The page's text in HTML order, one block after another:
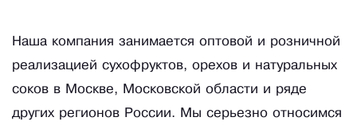
Наша компания занимается оптовой и розничной
реализацией сухофруктов, орехов и натуральных
соков в Москве, Московской области и ряде
других регионов России. Мы серьезно относимся